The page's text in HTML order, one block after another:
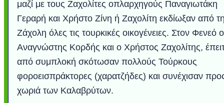
μαζί με τους Ζαχολίτες οπλαρχηγούς Παναγιωτάκη
Γεραρή και Χρήστο Ζίνη ή Ζαχολίτη εκδίωξαν από
Ζάχολη όλες τις τουρκικές οικογένειες. Στον Φενεό ο
Αναγνώστης Κορδής και ο Χρήστος Ζαχολίτης,
από συμπλοκή σκότωσαν πολλούς Τούρκους
φοροεισπράκτορες (χαρατζήδες) και συνέχισαν
χωριά των Καλαβρύτων.